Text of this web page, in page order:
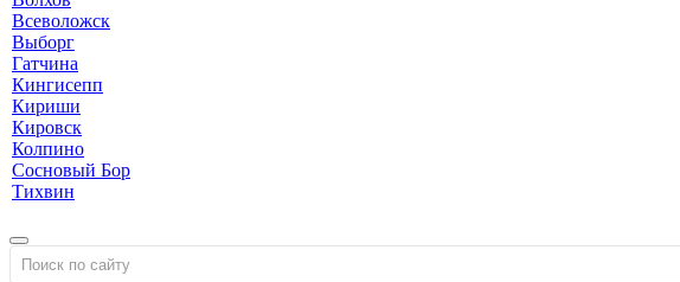
Всеволожск
Выборг
Гатчина
Кингисепп
Кириши
Кировск
Колпино
Сосновый Бор
Тихвин